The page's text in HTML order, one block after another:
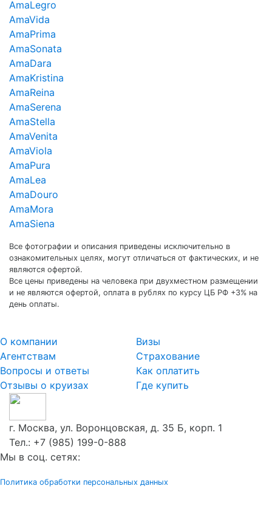
AmaLegro
AmaVida
AmaPrima
AmaSonata
AmaDara
AmaKristina
AmaReina
AmaSerena
AmaStella
AmaVenita
AmaViola
AmaPura
AmaLea
AmaDouro
AmaMora
AmaSiena
Все фотографии и описания приведены исключительно в
ознакомительных целях, могут отличаться от фактических, и не
являются офертой.
Все цены приведены на человека при двухместном размещении
и не являются офертой, оплата в рублях по курсу ЦБ РФ +3% на
день оплаты.
О компании
Агентствам
Вопросы и ответы
Отзывы о круизах
Визы
Страхование
Как оплатить
Где купить
г. Москва, ул. Воронцовская, д. 35 Б, корп. 1
Тел.: +7 (985) 199-0-888
Мы в соц. сетях:
Политика обработки персональных данных